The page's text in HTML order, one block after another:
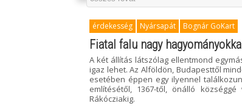
érdekesség Nyársapát Bognár GoKart
Fiatal falu nagy
A két állítás látszólag ellentmond
igaz lehet. Az Alföldön, Budapesttől
esetében éppen egy ilyennel
említésétől, 1367-től, önálló
Rákócziakig.